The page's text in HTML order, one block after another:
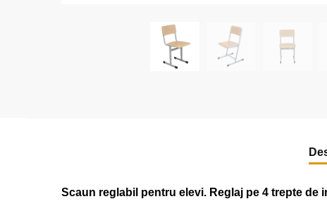
Scaun reglabil pentru elevi. Reglaj pe 4 trepte de